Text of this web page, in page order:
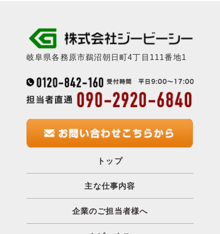
岐阜県各務原市鵜沼朝日町4丁目111番地1
トップ
主な仕事内容
企業のご担当者様へ